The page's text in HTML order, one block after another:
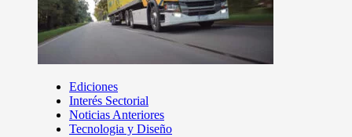
Ediciones
Interés Sectorial
Noticias Anteriores
Tecnologia y Diseño